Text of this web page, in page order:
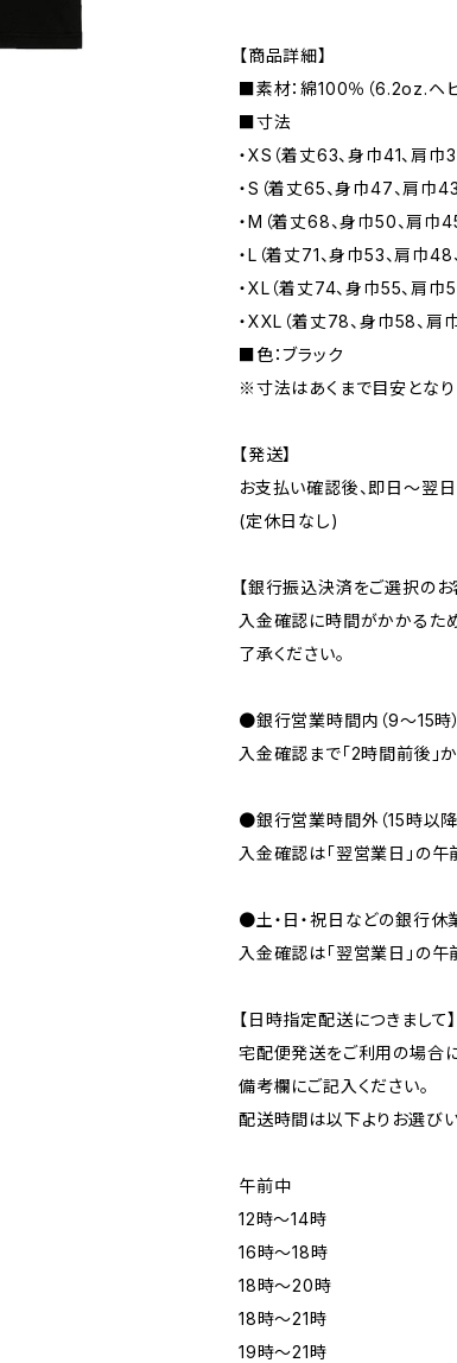
【商品詳細】
■素材：綿100％（6.2oz.ヘ
■寸法
・XS（着丈63、身巾41、肩巾
・S（着丈65、身巾47、肩巾
・M（着丈68、身巾50、肩巾
・L（着丈71、身巾53、肩巾
・XL（着丈74、身巾55、肩巾
・XXL（着丈78、身巾58、肩
■色：ブラック
※寸法はあくまで目安となり
【発送】
お支払い確認後、即日〜翌日
(定休日なし)
【銀行振込決済をご選択のお
入金確認に時間がかかるた
了承ください。
●銀行営業時間内（9〜15時
入金確認まで「2時間前後」
●銀行営業時間外（15時以降
入金確認は「翌営業日」の午
●土・日・祝日などの銀行休
入金確認は「翌営業日」の午
【日時指定配送につきまして】
宅配便発送をご利用の場合
備考欄にご記入ください。
配送時間は以下よりお選び
午前中
12時〜14時
16時〜18時
18時〜20時
18時〜21時
19時〜21時